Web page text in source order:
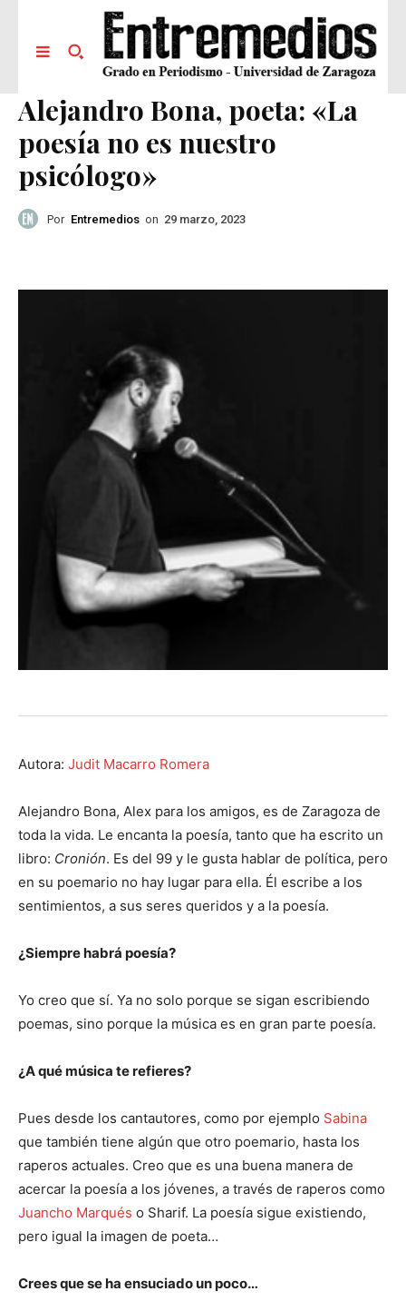
Alejandro Bona, poeta: «La
poesía no es nuestro
psicólogo»
Por Entremedios on 29 marzo, 2023
Autora: Judit Macarro Romera
Alejandro Bona, Alex para los amigos, es de Zaragoza de
toda la vida. Le encanta la poesía, tanto que ha escrito un
libro: Cronión. Es del 99 y le gusta hablar de política, pero
en su poemario no hay lugar para ella. Él escribe a los
sentimientos, a sus seres queridos y a la poesía.
¿Siempre habrá poesía?
Yo creo que sí. Ya no solo porque se sigan escribiendo
poemas, sino porque la música es en gran parte poesía.
¿A qué música te refieres?
Pues desde los cantautores, como por ejemplo Sabina
que también tiene algún que otro poemario, hasta los
raperos actuales. Creo que es una buena manera de
acercar la poesía a los jóvenes, a través de raperos como
Juancho Marqués o Sharif. La poesía sigue existiendo,
pero igual la imagen de poeta…
Crees que se ha ensuciado un poco…